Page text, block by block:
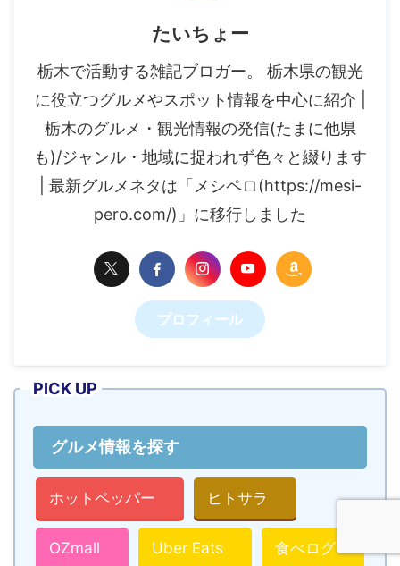
たいちょー
栃木で活動する雑記ブロガー。 栃木県の観光
に役立つグルメやスポット情報を中心に紹介 |
栃木のグルメ・観光情報の発信(たまに他県
も)/ジャンル・地域に捉われず色々と綴ります
| 最新グルメネタは「メシペロ(https://mesi-
pero.com/)」に移行しました
プロフィール
PICK UP
グルメ情報を探す
ホットペッパー ヒトサラ
OZmall Uber Eats 食べログ